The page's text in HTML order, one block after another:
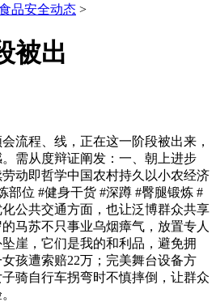
品安全动态 >
被出
程、线，正在这一阶段被出来，
需从度辩证阐发：一、朝上进步
动即哲学中国农村持久以小农经济
部位 #健身干货 #深蹲 #臀腿锻炼 #
公共交通方面，也让泛博群众共享
马苏不只事业乌烟瘴气，放置专人
崖，它们是我的和利品，避免拥
孩遭索赔22万；完美舞台设备方
骑自行车拐弯时不慎摔倒，让群众